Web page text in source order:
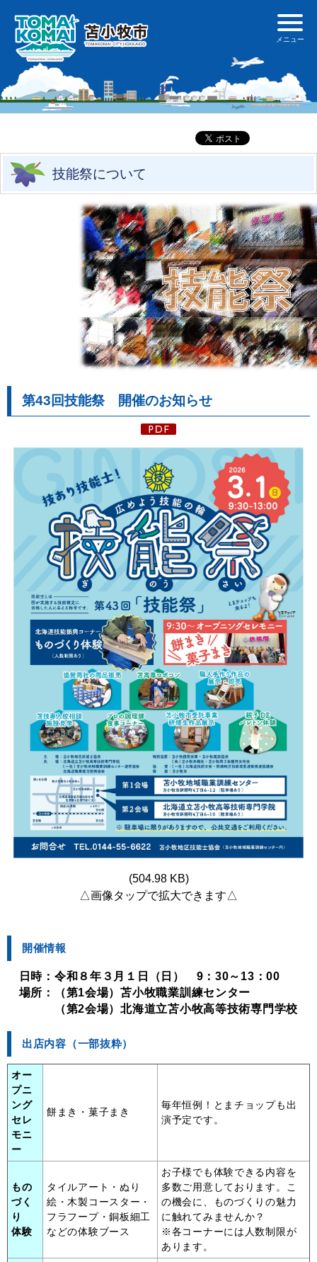
技能祭について
第43回技能祭 開催のお知らせ
(504.98 KB)
△画像タップで拡大できます△
開催情報
日時：令和８年３月１日（日） 9：30～13：00
場所：（第1会場）苫小牧職業訓練センター
（第2会場）北海道立苫小牧高等技術専門学校
出店内容（一部抜粋）
オー
プニ
ング
セレ
モニ
ー
餅まき・菓子まき
毎年恒例！とまチョップも出
演予定です。
もの
づく
り
体験
タイルアート・ぬり
絵・木製コースター・
フラフープ・銅板細工
などの体験ブース
お子様でも体験できる内容を
多数ご用意しております。こ
の機会に、ものづくりの魅力
に触れてみませんか？
※各コーナーには人数制限が
あります。